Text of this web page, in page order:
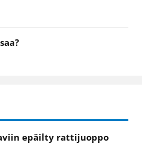
epäilty rattijuoppo